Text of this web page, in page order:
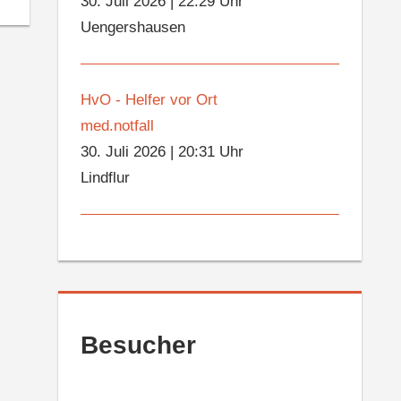
Uengershausen
HvO - Helfer vor Ort
med.notfall
30. Juli 2026 |20:31 Uhr
Lindflur
Besucher